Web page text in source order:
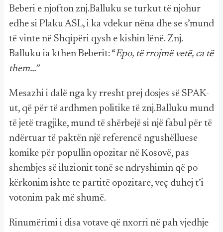
Beberi e njofton znj.Balluku se turkut të njohur
edhe si Plaku ASL, i ka vdekur nëna dhe se s’mund
të vinte në Shqipëri qysh e kishin lënë. Znj.
Balluku ia kthen Beberit: “Epo, të rrojmë vetë, ca të
them…”
Mesazhi i dalë nga ky rresht prej dosjes së SPAK-
ut, që për të ardhmen politike të znj.Balluku mund
të jetë tragjike, mund të shërbejë si një fabul për të
ndërtuar të paktën një referencë ngushëlluese
komike për popullin opozitar në Kosovë, pas
shembjes së iluzionit tonë se ndryshimin që po
kërkonim ishte te partitë opozitare, veç duhej t’i
votonim pak më shumë.
Rinumërimi i disa votave që nxorri në pah vjedhje